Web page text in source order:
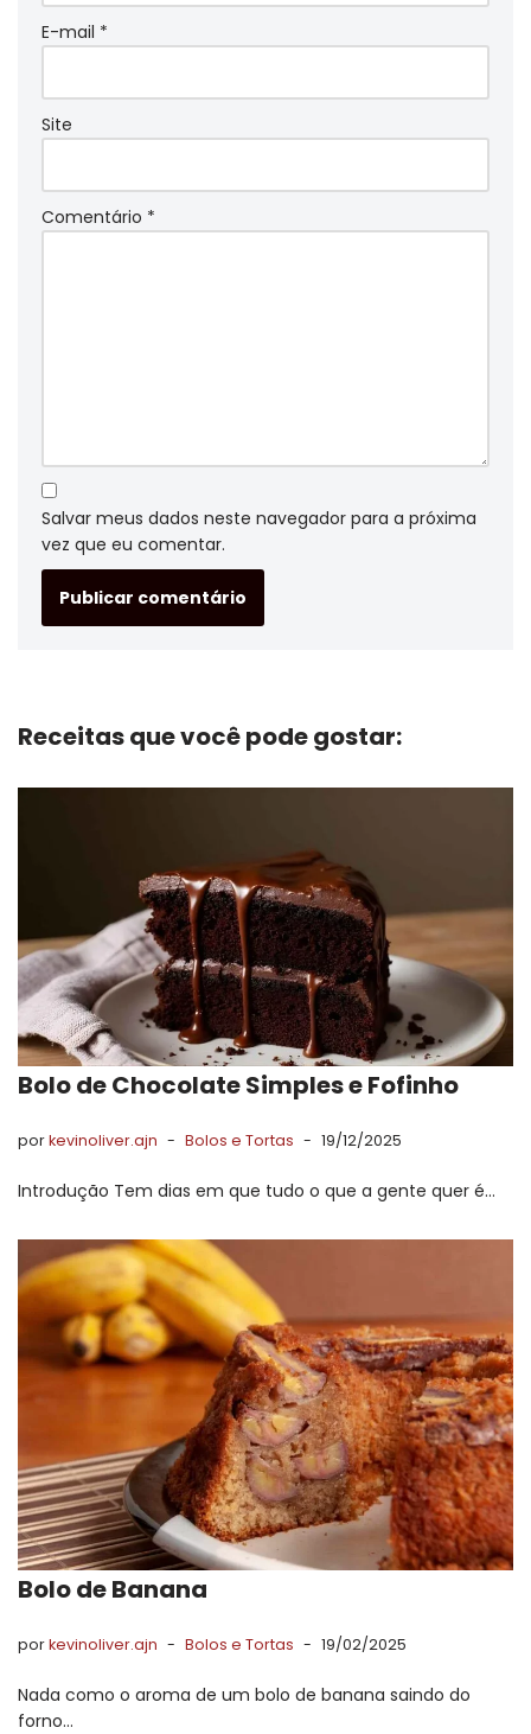
E-mail *
Site
Comentário *
Salvar meus dados neste navegador para a próxima
vez que eu comentar.
Receitas que você pode gostar:
Bolo de Chocolate Simples e Fofinho
porkevinoliver.ajn Bolos e Tortas 19/12/2025
Introdução Tem dias em que tudo o que a gente quer é…
Bolo de Banana
porkevinoliver.ajn Bolos e Tortas 19/02/2025
Nada como o aroma de um bolo de banana saindo do
forno…